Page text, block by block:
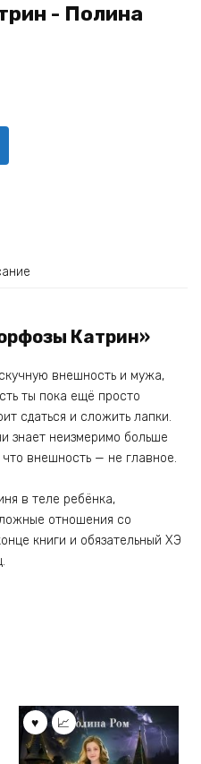
- Полина
Катрин»
внешность и мужа,
ты пока ещё просто
сдаться и сложить лапки.
знает неизмеримо больше
внешность — не главное.
в теле ребёнка,
отношения со
книги и обязательный ХЭ